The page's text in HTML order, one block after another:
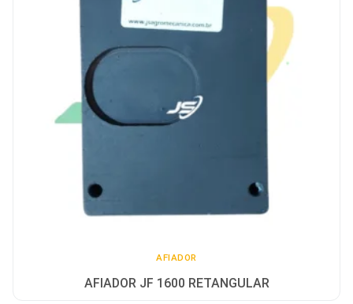
AFIADOR
AFIADOR JF 1600 RETANGULAR